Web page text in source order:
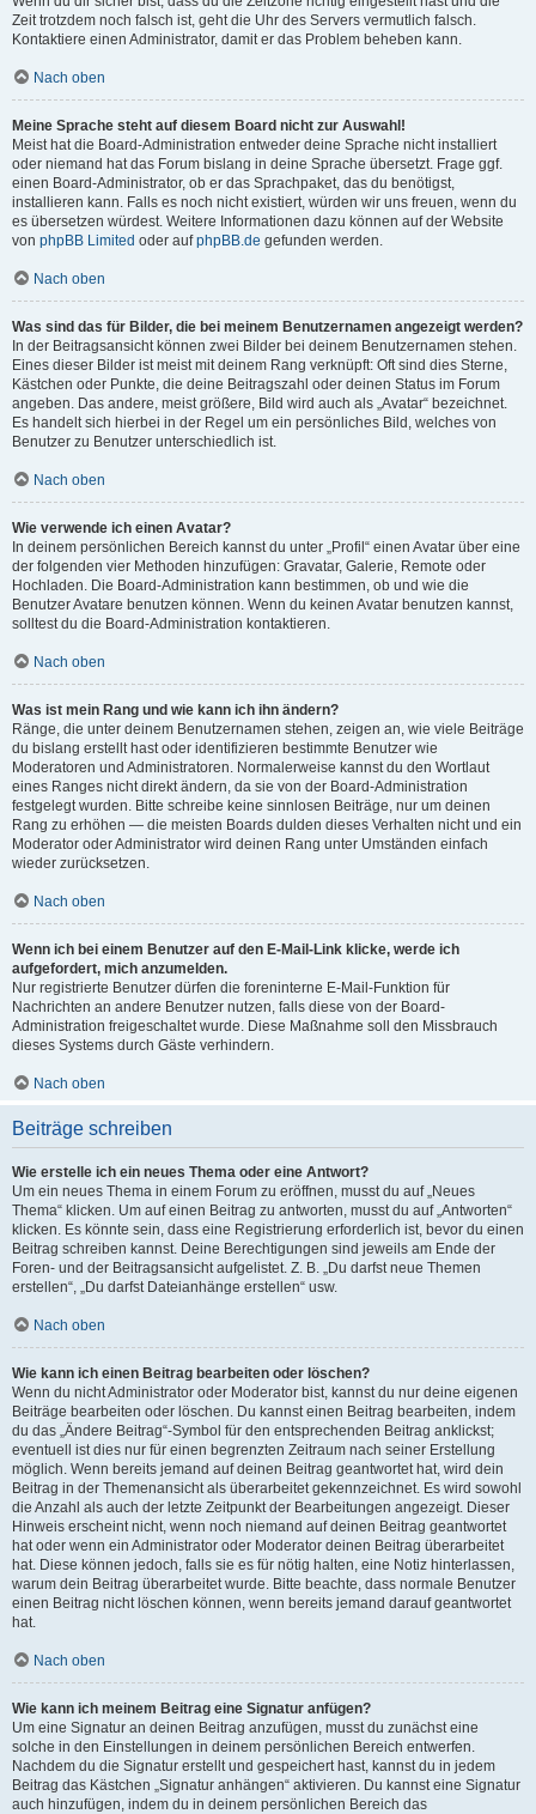
Zeit trotzdem noch falsch ist, geht die Uhr des Servers vermutlich falsch.
Kontaktiere einen Administrator, damit er das Problem beheben kann.
Nach oben
Meine Sprache steht auf diesem Board nicht zur Auswahl!
Meist hat die Board-Administration entweder deine Sprache nicht installiert
oder niemand hat das Forum bislang in deine Sprache übersetzt. Frage ggf.
einen Board-Administrator, ob er das Sprachpaket, das du benötigst,
installieren kann. Falls es noch nicht existiert, würden wir uns freuen, wenn du
es übersetzen würdest. Weitere Informationen dazu können auf der Website
von phpBB Limited oder aufphpBB.de gefunden werden.
Nach oben
Was sind das für Bilder, die bei meinem Benutzernamen angezeigt werden?
In der Beitragsansicht können zwei Bilder bei deinem Benutzernamen stehen.
Eines dieser Bilder ist meist mit deinem Rang verknüpft: Oft sind dies Sterne,
Kästchen oder Punkte, die deine Beitragszahl oder deinen Status im Forum
angeben. Das andere, meist größere, Bild wird auch als „Avatar“ bezeichnet.
Es handelt sich hierbei in der Regel um ein persönliches Bild, welches von
Benutzer zu Benutzer unterschiedlich ist.
Nach oben
Wie verwende ich einen Avatar?
In deinem persönlichen Bereich kannst du unter „Profil“ einen Avatar über eine
der folgenden vier Methoden hinzufügen: Gravatar, Galerie, Remote oder
Hochladen. Die Board-Administration kann bestimmen, ob und wie die
Benutzer Avatare benutzen können. Wenn du keinen Avatar benutzen kannst,
solltest du die Board-Administration kontaktieren.
Nach oben
Was ist mein Rang und wie kann ich ihn ändern?
Ränge, die unter deinem Benutzernamen stehen, zeigen an, wie viele Beiträge
du bislang erstellt hast oder identifizieren bestimmte Benutzer wie
Moderatoren und Administratoren. Normalerweise kannst du den Wortlaut
eines Ranges nicht direkt ändern, da sie von der Board-Administration
festgelegt wurden. Bitte schreibe keine sinnlosen Beiträge, nur um deinen
Rang zu erhöhen — die meisten Boards dulden dieses Verhalten nicht und ein
Moderator oder Administrator wird deinen Rang unter Umständen einfach
wieder zurücksetzen.
Nach oben
Wenn ich bei einem Benutzer auf den E-Mail-Link klicke, werde ich
aufgefordert, mich anzumelden.
Nur registrierte Benutzer dürfen die foreninterne E-Mail-Funktion für
Nachrichten an andere Benutzer nutzen, falls diese von der Board-
Administration freigeschaltet wurde. Diese Maßnahme soll den Missbrauch
dieses Systems durch Gäste verhindern.
Nach oben
Beiträge schreiben
Wie erstelle ich ein neues Thema oder eine Antwort?
Um ein neues Thema in einem Forum zu eröffnen, musst du auf „Neues
Thema“ klicken. Um auf einen Beitrag zu antworten, musst du auf „Antworten“
klicken. Es könnte sein, dass eine Registrierung erforderlich ist, bevor du einen
Beitrag schreiben kannst. Deine Berechtigungen sind jeweils am Ende der
Foren- und der Beitragsansicht aufgelistet. Z. B. „Du darfst neue Themen
erstellen“, „Du darfst Dateianhänge erstellen“ usw.
Nach oben
Wie kann ich einen Beitrag bearbeiten oder löschen?
Wenn du nicht Administrator oder Moderator bist, kannst du nur deine eigenen
Beiträge bearbeiten oder löschen. Du kannst einen Beitrag bearbeiten, indem
du das „Ändere Beitrag“-Symbol für den entsprechenden Beitrag anklickst;
eventuell ist dies nur für einen begrenzten Zeitraum nach seiner Erstellung
möglich. Wenn bereits jemand auf deinen Beitrag geantwortet hat, wird dein
Beitrag in der Themenansicht als überarbeitet gekennzeichnet. Es wird sowohl
die Anzahl als auch der letzte Zeitpunkt der Bearbeitungen angezeigt. Dieser
Hinweis erscheint nicht, wenn noch niemand auf deinen Beitrag geantwortet
hat oder wenn ein Administrator oder Moderator deinen Beitrag überarbeitet
hat. Diese können jedoch, falls sie es für nötig halten, eine Notiz hinterlassen,
warum dein Beitrag überarbeitet wurde. Bitte beachte, dass normale Benutzer
einen Beitrag nicht löschen können, wenn bereits jemand darauf geantwortet
hat.
Nach oben
Wie kann ich meinem Beitrag eine Signatur anfügen?
Um eine Signatur an deinen Beitrag anzufügen, musst du zunächst eine
solche in den Einstellungen in deinem persönlichen Bereich entwerfen.
Nachdem du die Signatur erstellt und gespeichert hast, kannst du in jedem
Beitrag das Kästchen „Signatur anhängen“ aktivieren. Du kannst eine Signatur
auch hinzufügen, indem du in deinem persönlichen Bereich das